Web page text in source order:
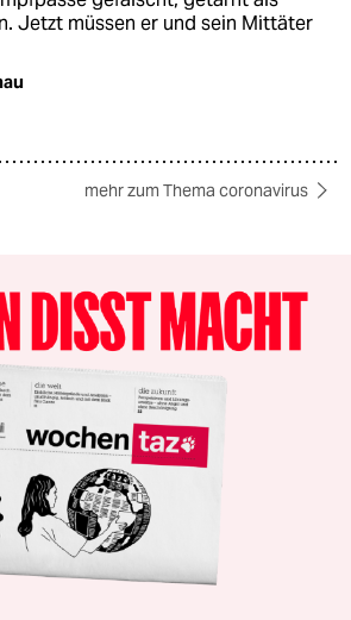
Jetzt müssen er und sein Mittäter
mehr zum Thema coronavirus